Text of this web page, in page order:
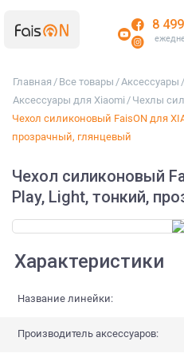
8
Главная / Все товары / Аксессуары /
Аксессуары для Xiaomi / Чехлы
Чехол силиконовый FaisON для
прозрачный, глянцевый
Чехол силиконовый
Play, Light, тонкий,
Характеристики
Название линейки:
Производитель аксессуаров: